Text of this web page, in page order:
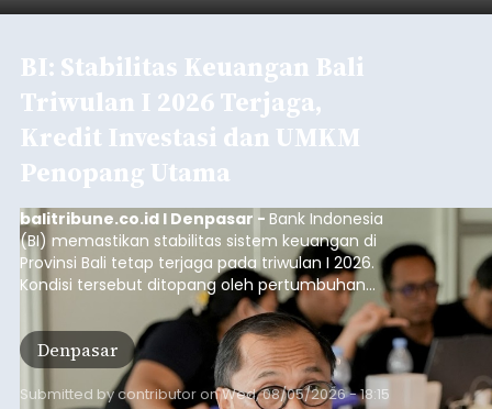
BI: Stabilitas Keuangan Bali
Triwulan I 2026 Terjaga,
Kredit Investasi dan UMKM
Penopang Utama
balitribune.co.id I Denpasar - Bank Indonesia
(BI) memastikan stabilitas sistem keuangan di
Provinsi Bali tetap terjaga pada triwulan I 2026.
Kondisi tersebut ditopang oleh pertumbuhan
penyaluran kredit yang masih positif, terutama
pada sektor-sektor utama penggerak ekonomi
daerah, dengan risiko kredit yang tetap
terkendali.
Denpasar
Submitted bycontributoronWed, 08/05/2026 - 18:15